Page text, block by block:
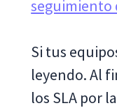
seguimiento
Si tus
leyendo. Al
los SLA por